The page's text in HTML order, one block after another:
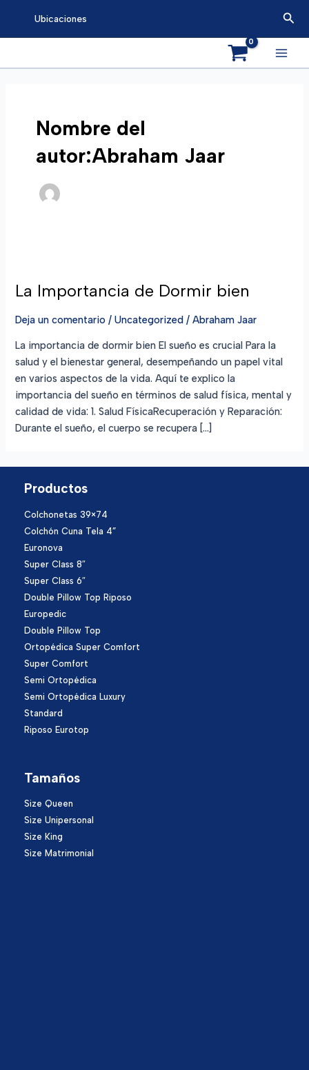
contenido
Ubicaciones
Main
Nombre del
autor:Abraham Jaar
La Importancia de Dormir bien
Deja un comentario /Uncategorized /Abraham Jaar
La importancia de dormir bien El sueño es crucial Para la
salud y el bienestar general, desempeñando un papel vital
en varios aspectos de la vida. Aquí te explico la
importancia del sueño en términos de salud física, mental y
calidad de vida: 1. Salud FísicaRecuperación y Reparación:
Durante el sueño, el cuerpo se recupera […]
Productos
Colchonetas 39×74
Colchón Cuna Tela 4”
Euronova
Super Class 8″
Super Class 6″
Double Pillow Top Riposo
Europedic
Double Pillow Top
Ortopédica Super Comfort
Super Comfort
Semi Ortopédica
Semi Ortopédica Luxury
Standard
Riposo Eurotop
Tamaños
Size Queen
Size Unipersonal
Size King
Size Matrimonial